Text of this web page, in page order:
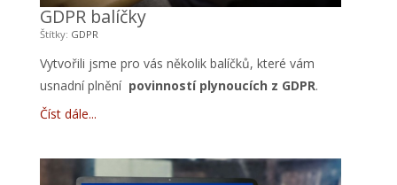
GDPR balíčky
Štítky: GDPR
Vytvořili jsme pro vás několik balíčků, které vám
usnadní plnění povinností plynoucích z GDPR.
Číst dále